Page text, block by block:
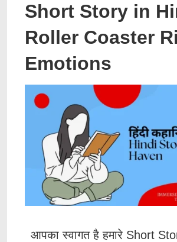
Short Story in
Roller Coaster
Emotions
आपका स्वागत है हमारे Short